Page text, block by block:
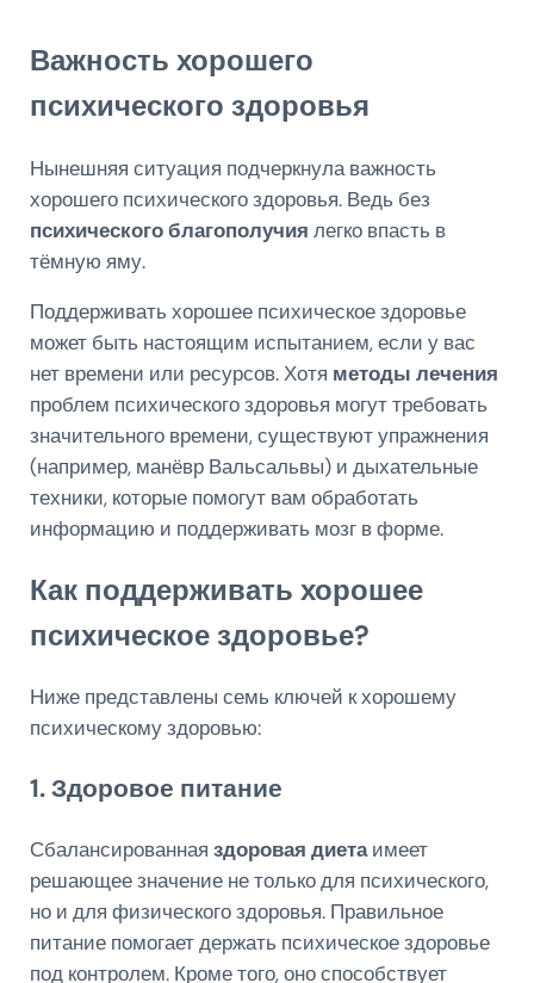
Важность хорошего
психического здоровья
Нынешняя ситуация подчеркнула важность
хорошего психического здоровья. Ведь без
психического благополучия легко впасть в
тёмную яму.
Поддерживать хорошее психическое здоровье
может быть настоящим испытанием, если у вас
нет времени или ресурсов. Хотя методы лечения
проблем психического здоровья могут требовать
значительного времени, существуют упражнения
(например, манёвр Вальсальвы) и дыхательные
техники, которые помогут вам обработать
информацию и поддерживать мозг в форме.
Как поддерживать хорошее
психическое здоровье?
Ниже представлены семь ключей к хорошему
психическому здоровью:
1. Здоровое питание
Сбалансированная здоровая диетаимеет
решающее значение не только для психического,
но и для физического здоровья. Правильное
питание помогает держать психическое здоровье
под контролем. Кроме того, оно способствует